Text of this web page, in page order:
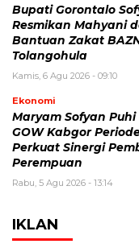
Bupati Gorontalo
Resmikan Mahyani
Bantuan Zakat
Tolangohula
Kamis, 6 Agu 2026 - 09:10
Ekonomi
Maryam Sofyan Puhi
GOW Kabgor
Perkuat Sinergi
Perempuan
Rabu, 5 Agu 2026 - 13:14
IKLAN